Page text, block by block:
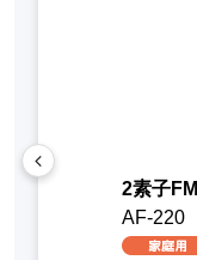
2素子
AF-220